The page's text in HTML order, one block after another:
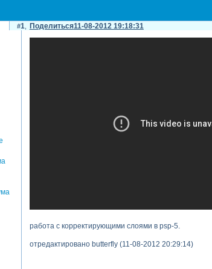
Поделиться
1 11-08-2012 19:18:31
работа с корректирующими слоями в psp-5.
отредактировано butterfly (11-08-2012 20:29:14)